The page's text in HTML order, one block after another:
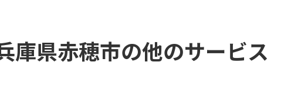
庫県赤穂市の他のサービス